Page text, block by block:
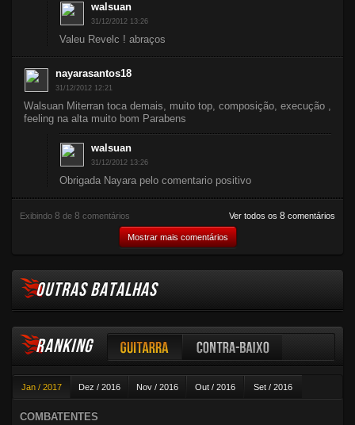
walsuan
31/12/2012 13:26
Valeu Revelc ! abraços
nayarasantos18
31/12/2012 12:21
Walsuan Miterran toca demais, muito top, composição, execução ,
feeling na alta muito bom Parabens
walsuan
31/12/2012 13:26
Obrigada Nayara pelo comentario positivo
Exibindo 8 de 8 comentários
Mostrar mais comentários
Ver todos os 8 comentários
OUTRAS BATALHAS
RANKING
Jan / 2017 Dez / 2016 Nov / 2016 Out / 2016 Set / 2016
Ago / 2016 Jul / 2016
Guitarra Contra-baixo
COMBATENTES